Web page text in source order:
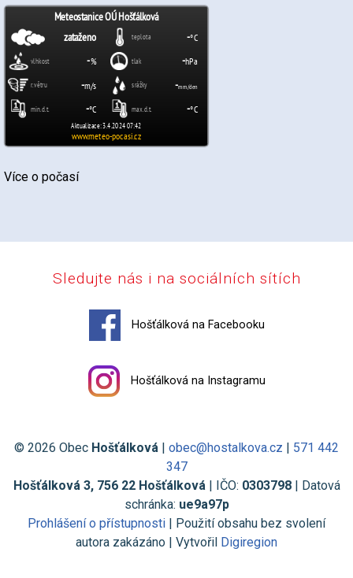
Více o počasí
Sledujte nás i na sociálních sítích
Hošťálková na Facebooku
Hošťálková na Instagramu
© 2026 Obec Hošťálková | obec@hostalkova.cz | 571 442
347
Hošťálková 3, 756 22 Hošťálková| IČO: 0303798| Datová
schránka: ue9a97p
Prohlášení o přístupnosti | Použití obsahu bez svolení
autora zakázáno | Vytvořil Digiregion